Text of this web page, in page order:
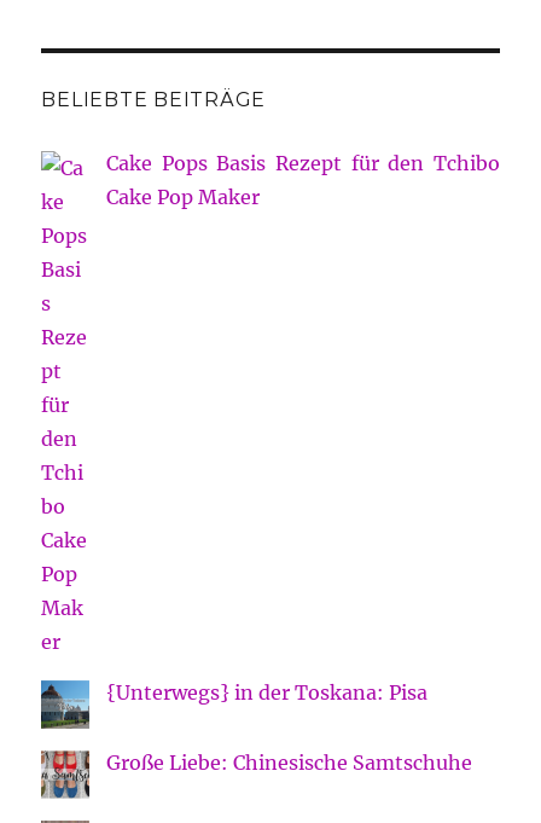
BELIEBTE BEITRÄGE
Cake Pops Basis Rezept für den Tchibo
Cake Pop Maker
{Unterwegs} in der Toskana: Pisa
Große Liebe: Chinesische Samtschuhe